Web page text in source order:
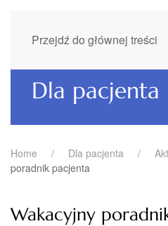
Przejdź do głównej treści
Dla pacjenta
Home Dla pacjenta
poradnik pacjenta
Wakacyjny